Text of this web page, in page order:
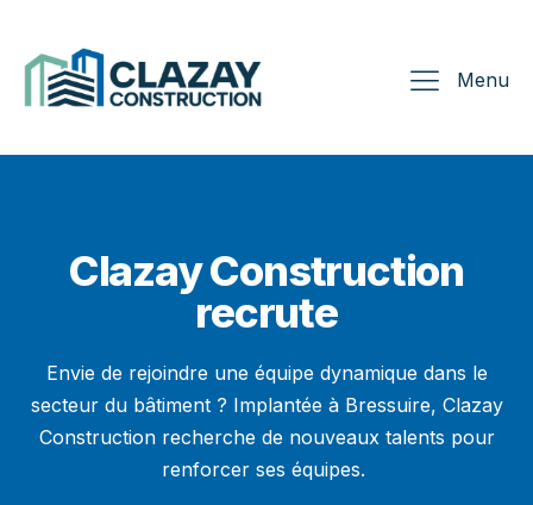
Menu
Clazay Construction
recrute
Envie de rejoindre une équipe dynamique dans le
secteur du bâtiment ? Implantée à Bressuire, Clazay
Construction recherche de nouveaux talents pour
renforcer ses équipes.